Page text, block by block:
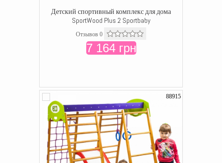
Детский спортивный комплекс для дома
SportWood Plus 2 Sportbaby
Отзывов 0
7 164 грн
88915